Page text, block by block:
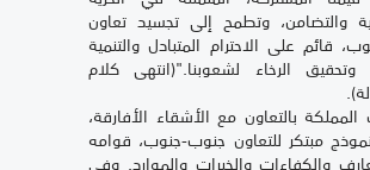
والتضامن، وتطمح إلى تجسيد تعاون
قائم على الاحترام المتبادل والتنمية
وتحقيق الرخاء لشعوبنا."(انتهى كلام
بالتعاون مع الأشقاء الأفارقة،
مبتكر للتعاون جنوب-جنوب، قوامه
والكفاءات والخبرات والموارد. وفي